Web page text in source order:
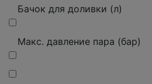
Бачок для доливки (л)
Макс. давление пара (бар)